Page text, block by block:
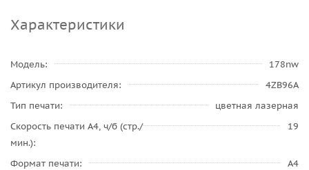
Характеристики
Модель
178nw
Артикул производителя
4ZB96A
Тип печати
цветная лазерная
Скорость печати A4, ч/б (стр./
мин.)
19
Формат печати
A4